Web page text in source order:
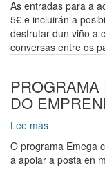
a
un
novo
país
As entradas para a
5€ e incluirán a
desfrutar dun viño a
conversas entre os
DO
Lee más
EMEGA
PARA
O programa Emega
a apoiar a posta en